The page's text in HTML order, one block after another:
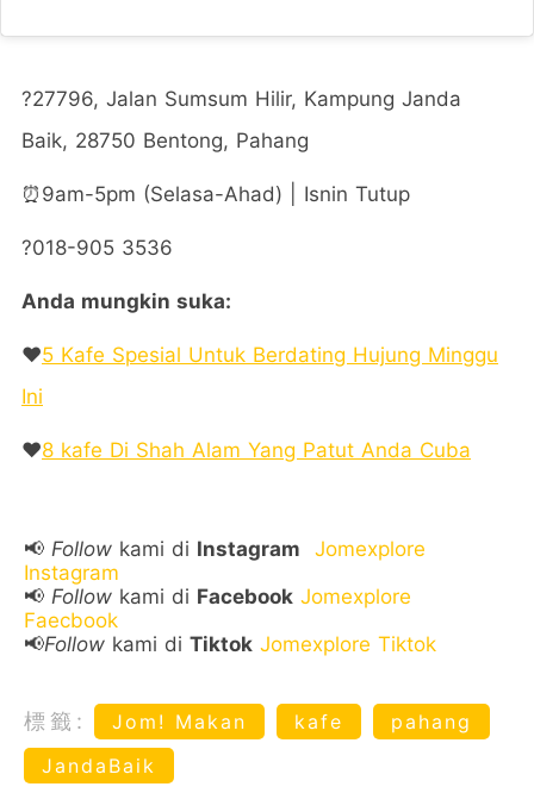
?27796, Jalan Sumsum Hilir, Kampung Janda
Baik, 28750 Bentong, Pahang
⏰9am-5pm (Selasa-Ahad) | Isnin Tutup
?018-905 3536
Anda mungkin suka:
❤️5 Kafe Spesial Untuk Berdating Hujung Minggu
Ini
❤️8 kafe Di Shah Alam Yang Patut Anda Cuba
📢 Follow kami di Instagram
Jomexplore
Instagram
📢 Follow kami di Facebook Jomexplore
Faecbook
📢Follow kami di Tiktok Jomexplore Tiktok
標籤: Jom! Makan kafe
pahang
JandaBaik